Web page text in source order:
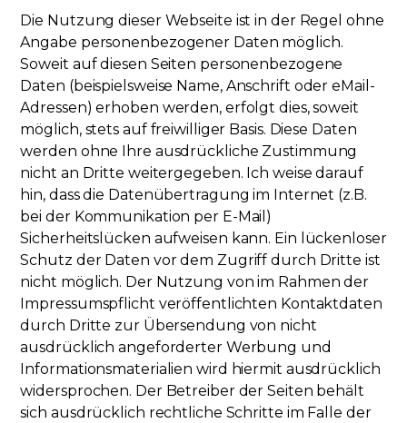
Die Nutzung dieser Webseite ist in der Regel ohne
Angabe personenbezogener Daten möglich.
Soweit auf diesen Seiten personenbezogene
Daten (beispielsweise Name, Anschrift oder eMail-
Adressen) erhoben werden, erfolgt dies, soweit
möglich, stets auf freiwilliger Basis. Diese Daten
werden ohne Ihre ausdrückliche Zustimmung
nicht an Dritte weitergegeben. Ich weise darauf
hin, dass die Datenübertragung im Internet (z.B.
bei der Kommunikation per E-Mail)
Sicherheitslücken aufweisen kann. Ein lückenloser
Schutz der Daten vor dem Zugriff durch Dritte ist
nicht möglich. Der Nutzung von im Rahmen der
Impressumspflicht veröffentlichten Kontaktdaten
durch Dritte zur Übersendung von nicht
ausdrücklich angeforderter Werbung und
Informationsmaterialien wird hiermit ausdrücklich
widersprochen. Der Betreiber der Seiten behält
sich ausdrücklich rechtliche Schritte im Falle der